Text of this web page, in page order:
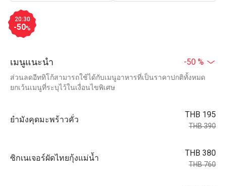
20:30
-50%
เมนูแนะนำ -50 %
ส่วนลดอีททิโก้สามารถใช้ได้กับเมนูอาหารที่เป็นราคาปกติทั้งหมด
ยกเว้นเมนูที่ระบุไว้ในเงื่อนไขพิเศษ
ยำมังคุดมะพร้าวคั่ว
THB 195
THB 390
ซิกเนเจอร์ผัดไทยกุ้งแม่น้ำ
THB 380
THB 760